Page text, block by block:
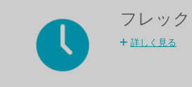
フレック
詳しく見る